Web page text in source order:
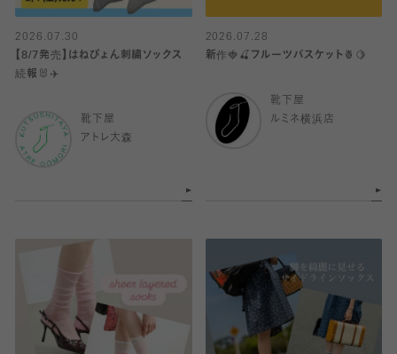
2026.07.30
【8/7発売】はねぴょん刺繍ソックス
続報🐰✈️
靴下屋
アトレ大森
2026.07.28
新作🍓🍒フルーツバスケット🍍🍋
靴下屋
ルミネ横浜店